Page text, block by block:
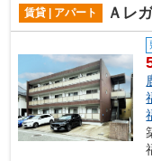
賃貸 | アパート Ａレ